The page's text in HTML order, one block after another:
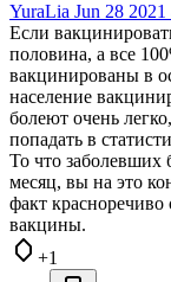
YuraLia Jun 28 2021
Если
половина, а все
вакцинированы в
население
болеют очень
попадать в
То что заболевших
месяц, вы на это
факт красноречиво
вакцины.
+1